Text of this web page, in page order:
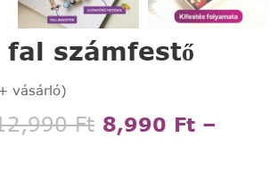
számfestő
vásárló)
Ft 8,990 Ft –